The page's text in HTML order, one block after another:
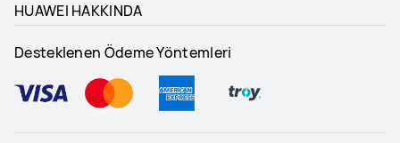
HUAWEI HAKKINDA
Desteklenen Ödeme Yöntemleri